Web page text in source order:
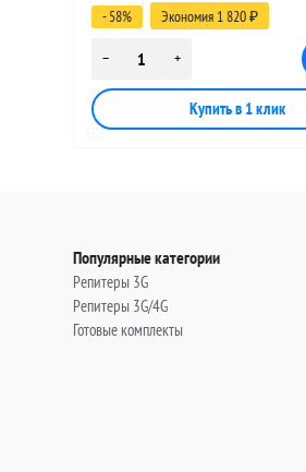
- 58% Экономия 1 820 ₽
Популярные категории
Репитеры 3G
Репитеры 3G/4G
Готовые комплекты